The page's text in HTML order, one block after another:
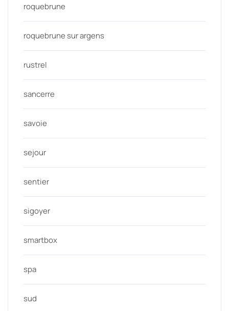
roquebrune
roquebrune sur argens
rustrel
sancerre
savoie
sejour
sentier
sigoyer
smartbox
spa
sud